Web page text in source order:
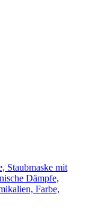
Staubmaske mit
Dämpfe,
Farbe,